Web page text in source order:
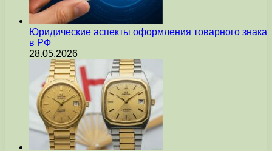
Юридические аспекты оформления товарного знака
в РФ
28.05.2026